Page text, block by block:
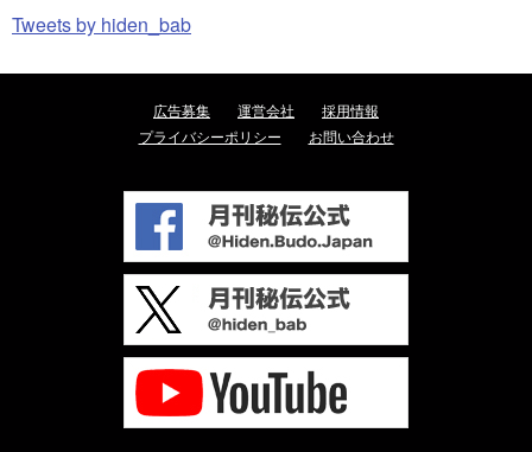
Tweets by hiden_bab
広告募集 運営会社
採用情報
プライバシーポリシー
お問い合わせ